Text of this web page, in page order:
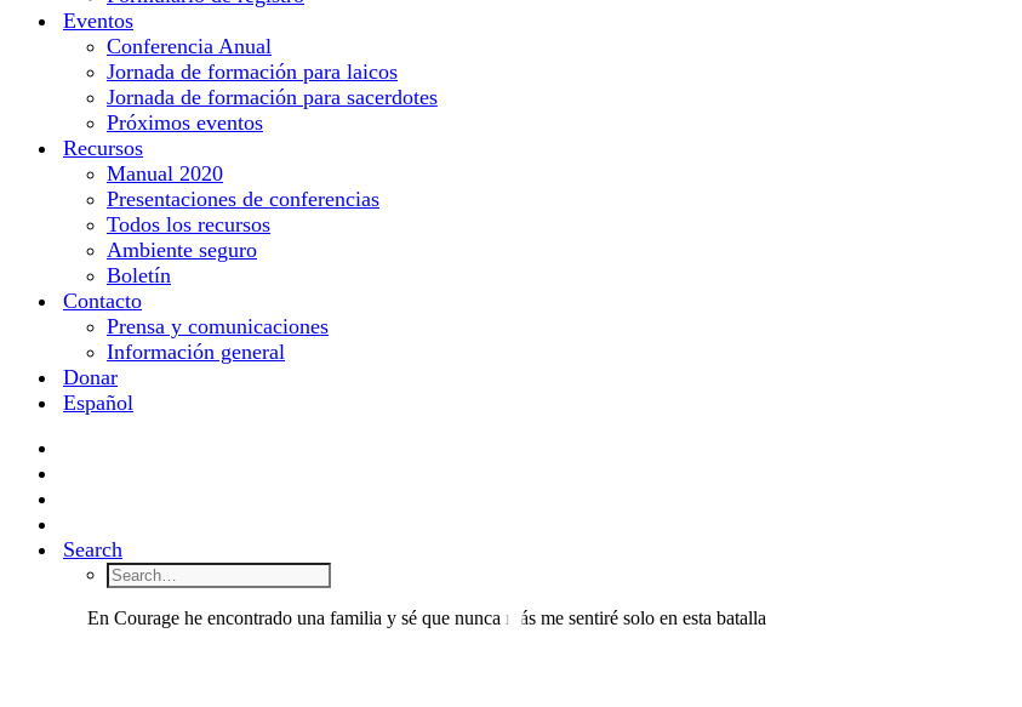
Eventos
Conferencia Anual
Jornada de formación para laicos
Jornada de formación para sacerdotes
Próximos eventos
Recursos
Manual 2020
Presentaciones de conferencias
Todos los recursos
Ambiente seguro
Boletín
Contacto
Prensa y comunicaciones
Información general
Donar
Español
Search
En Courage he encontrado una familia y sé que nunca más me sentiré solo en esta batalla